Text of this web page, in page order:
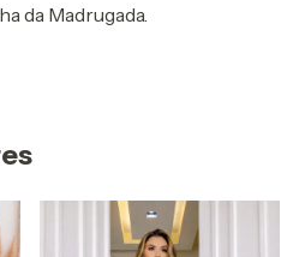
da Madrugada.